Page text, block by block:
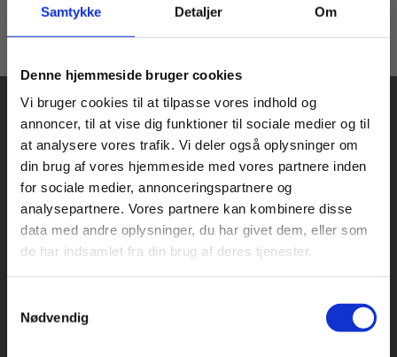
Samtykke Detaljer Om
Denne hjemmeside bruger cookies
Vi bruger cookies til at tilpasse vores indhold og
annoncer, til at vise dig funktioner til sociale medier og til
at analysere vores trafik. Vi deler også oplysninger om
din brug af vores hjemmeside med vores partnere inden
for sociale medier, annonceringspartnere og
analysepartnere. Vores partnere kan kombinere disse
data med andre oplysninger, du har givet dem, eller som
de har indsamlet fra din brug af deres tjenester.
Nødvendig
Praxis Forlag A/S
CVR 41280921
Køb læremidler og find masterclasses mm.
Fortsæt som:
For privatkunder og
studerende. Du får
vist priser inkl.
For institutioner og
virksomheder. Du
får vist priser ekskl.